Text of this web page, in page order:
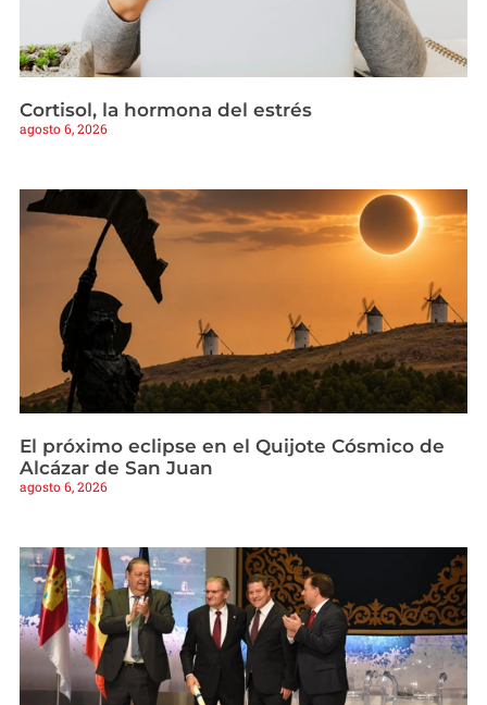
Cortisol, la hormona del estrés
agosto 6, 2026
El próximo eclipse en el Quijote Cósmico de
Alcázar de San Juan
agosto 6, 2026